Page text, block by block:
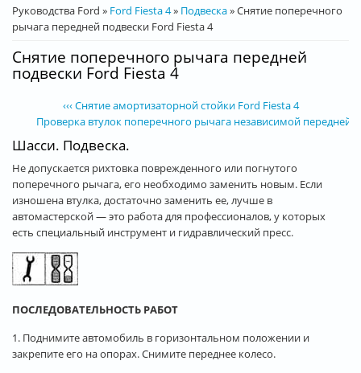
Вы здесь
Руководства Ford » Ford Fiesta 4» Подвеска»Снятие поперечного
рычага передней подвески Ford Fiesta 4
Снятие поперечного рычага передней
подвески Ford Fiesta 4
‹‹‹ Снятие амортизаторной стойки Ford Fiesta 4
Проверка втулок поперечного рычага независимой передней
Шасси. Подвеска.
Не допускается рихтовка поврежденного или погнутого
поперечного рычага, его необходимо заменить новым. Если
изношена втулка, достаточно заменить ее, лучше в
автомастерской — это работа для профессионалов, у которых
есть специальный инструмент и гидравлический пресс.
ПОСЛЕДОВАТЕЛЬНОСТЬ РАБОТ
1. Поднимите автомобиль в горизонтальном положении и
закрепите его на опорах. Снимите переднее колесо.